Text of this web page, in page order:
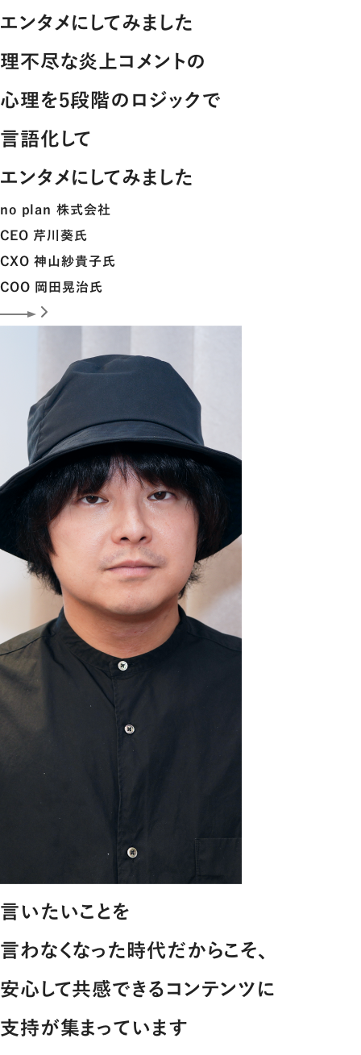
エンタメにしてみました
理不尽な炎上コメントの
心理を5段階のロジックで
言語化して
エンタメにしてみました
no plan 株式会社
CEO 芹川葵氏
CXO 神山紗貴子氏
COO 岡田晃治氏
言いたいことを
言わなくなった時代だからこそ､
安心して共感できるコンテンツに
支持が集まっています